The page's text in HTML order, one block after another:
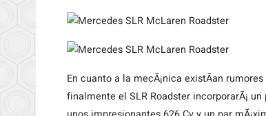
En cuanto a la mecÃ¡nica existÃ­an
finalmente el SLR Roadster incorporarÃ¡